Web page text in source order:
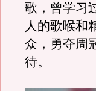
歌，曾学习
人的歌喉和
众，勇夺周
待。